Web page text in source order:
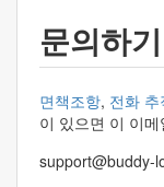
문의하기
면책조항, 전화
이 있으면 이 이
support@buddy-